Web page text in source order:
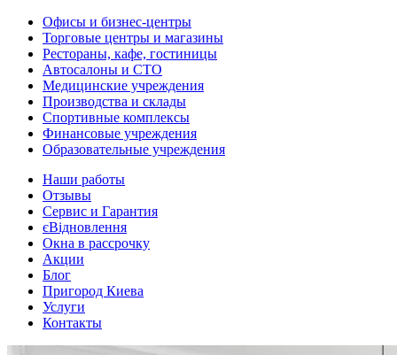
Офисы и бизнес-центры
Торговые центры и магазины
Рестораны, кафе, гостиницы
Автосалоны и СТО
Медицинские учреждения
Производства и склады
Спортивные комплексы
Финансовые учреждения
Образовательные учреждения
Наши работы
Отзывы
Сервис и Гарантия
єВідновлення
Окна в рассрочку
Акции
Блог
Пригород Киева
Услуги
Контакты